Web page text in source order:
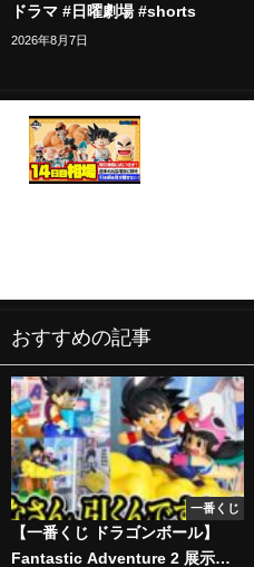
ドラマ #日曜劇場 #shorts
2026年8月7日
おすすめの記事
一番くじ
【一番くじ ドラゴンボール】
Fantastic Adventure 2 展示レ